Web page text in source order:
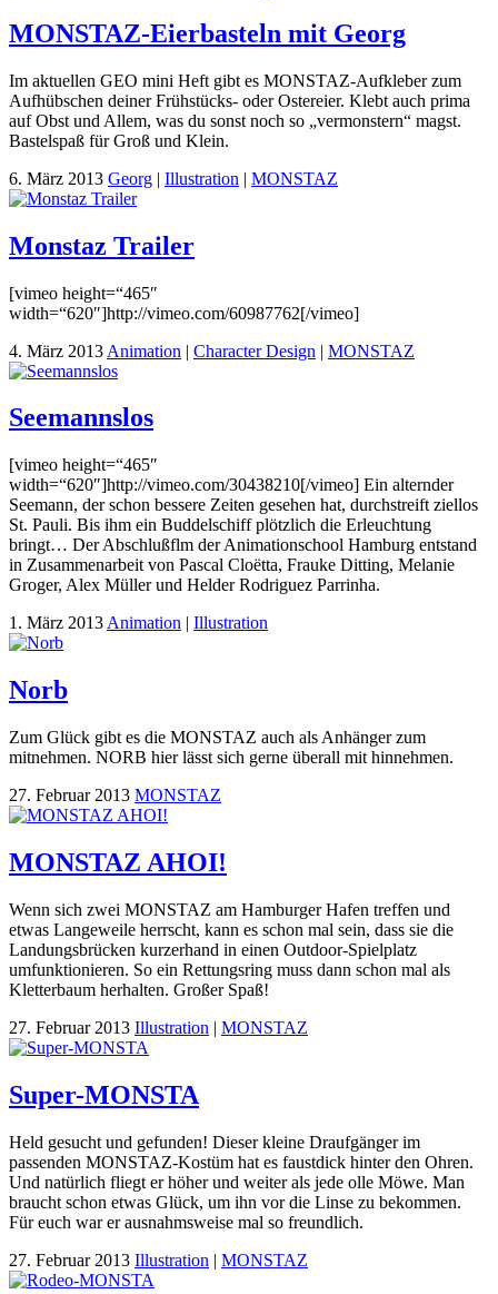
MONSTAZ-Eierbasteln mit Georg
Im aktuellen GEO mini Heft gibt es MONSTAZ-Aufkleber zum
Aufhübschen deiner Frühstücks- oder Ostereier. Klebt auch prima
auf Obst und Allem, was du sonst noch so „vermonstern“ magst.
Bastelspaß für Groß und Klein.
6. März 2013 Georg | Illustration | MONSTAZ
Monstaz Trailer
[vimeo height=“465″
width=“620″]http://vimeo.com/60987762[/vimeo]
4. März 2013 Animation | Character Design | MONSTAZ
Seemannslos
[vimeo height=“465″
width=“620″]http://vimeo.com/30438210[/vimeo] Ein alternder
Seemann, der schon bessere Zeiten gesehen hat, durchstreift ziellos
St. Pauli. Bis ihm ein Buddelschiff plötzlich die Erleuchtung
bringt… Der Abschlußflm der Animationschool Hamburg entstand
in Zusammenarbeit von Pascal Cloëtta, Frauke Ditting, Melanie
Groger, Alex Müller und Helder Rodriguez Parrinha.
1. März 2013 Animation | Illustration
Norb
Zum Glück gibt es die MONSTAZ auch als Anhänger zum
mitnehmen. NORB hier lässt sich gerne überall mit hinnehmen.
27. Februar 2013 MONSTAZ
MONSTAZ AHOI!
Wenn sich zwei MONSTAZ am Hamburger Hafen treffen und
etwas Langeweile herrscht, kann es schon mal sein, dass sie die
Landungsbrücken kurzerhand in einen Outdoor-Spielplatz
umfunktionieren. So ein Rettungsring muss dann schon mal als
Kletterbaum herhalten. Großer Spaß!
27. Februar 2013 Illustration | MONSTAZ
Super-MONSTA
Held gesucht und gefunden! Dieser kleine Draufgänger im
passenden MONSTAZ-Kostüm hat es faustdick hinter den Ohren.
Und natürlich fliegt er höher und weiter als jede olle Möwe. Man
braucht schon etwas Glück, um ihn vor die Linse zu bekommen.
Für euch war er ausnahmsweise mal so freundlich.
27. Februar 2013 Illustration | MONSTAZ